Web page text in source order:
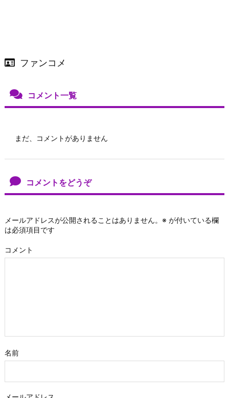
ファンコメ
コメント一覧
まだ、コメントがありません
コメントをどうぞ
メールアドレスが公開されることはありません。 ※ が付いている欄
は必須項目です
コメント
名前